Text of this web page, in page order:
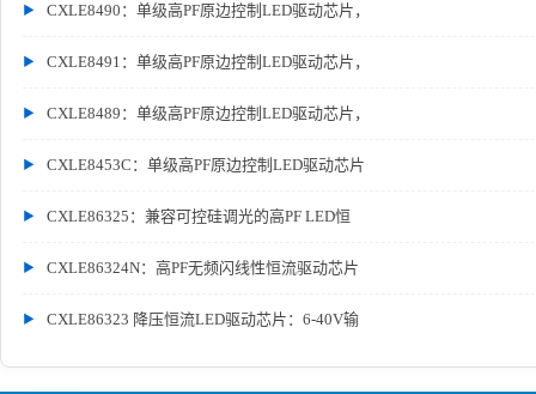
CXLE8490：单级高PF原边控制LED驱动芯片，
CXLE8491：单级高PF原边控制LED驱动芯片，
CXLE8489：单级高PF原边控制LED驱动芯片，
CXLE8453C：单级高PF原边控制LED驱动芯片
CXLE86325：兼容可控硅调光的高PF LED恒
CXLE86324N：高PF无频闪线性恒流驱动芯片
CXLE86323 降压恒流LED驱动芯片：6-40V输